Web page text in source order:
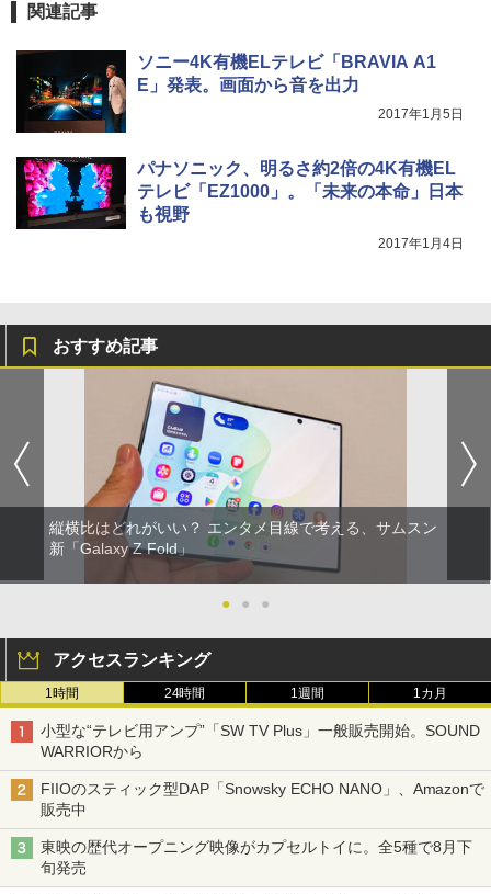
関連記事
ソニー4K有機ELテレビ「BRAVIA A1
E」発表。画面から音を出力
2017年1月5日
パナソニック、明るさ約2倍の4K有機EL
テレビ「EZ1000」。「未来の本命」日本
も視野
2017年1月4日
おすすめ記事
縦横比はどれがいい？ エンタメ目線で考える、サムスン
新「Galaxy Z Fold」
● ● ●
アクセスランキング
1時間 24時間 1週間 1カ月
小型な“テレビ用アンプ”「SW TV Plus」一般販売開始。SOUND
WARRIORから
FIIOのスティック型DAP「Snowsky ECHO NANO」、Amazonで
販売中
東映の歴代オープニング映像がカプセルトイに。全5種で8月下
旬発売